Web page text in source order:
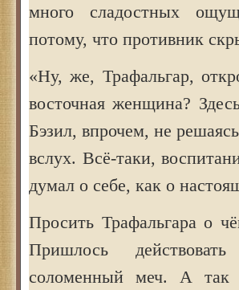
много сладостных
потому, что противник
«Ну, же, Трафальгар,
восточная женщина?
Бэзил, впрочем, не
вслух. Всё-таки,
думал о себе, как о
Просить Трафальгара о
Пришлось
соломенный меч. А так